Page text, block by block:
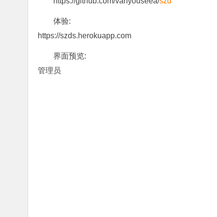
体验:
https://szds.herokuapp.com
界面预览:
管理员